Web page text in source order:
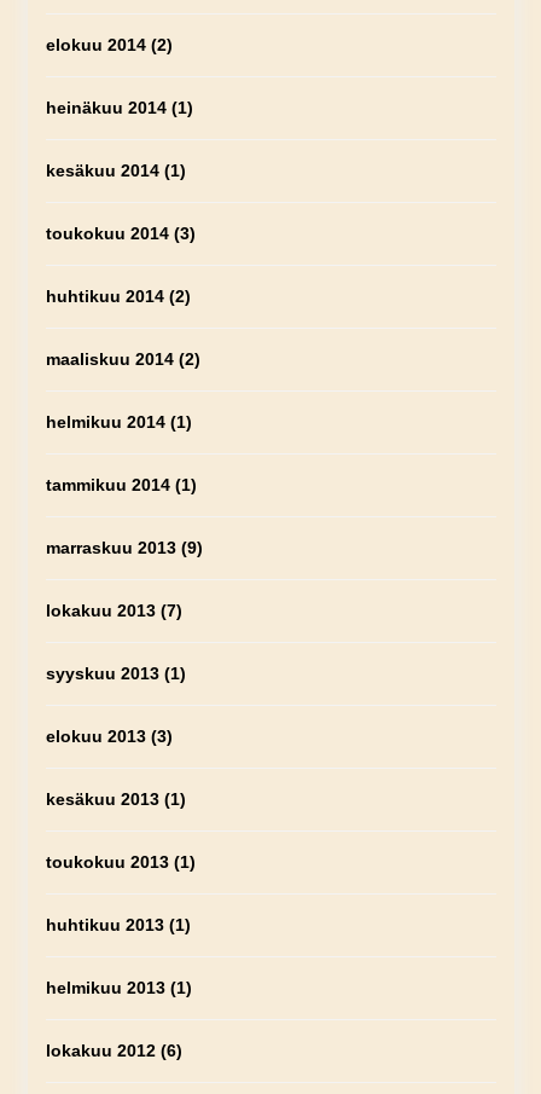
elokuu 2014(2)
heinäkuu 2014(1)
kesäkuu 2014(1)
toukokuu 2014(3)
huhtikuu 2014(2)
maaliskuu 2014(2)
helmikuu 2014(1)
tammikuu 2014(1)
marraskuu 2013(9)
lokakuu 2013(7)
syyskuu 2013(1)
elokuu 2013(3)
kesäkuu 2013(1)
toukokuu 2013(1)
huhtikuu 2013(1)
helmikuu 2013(1)
lokakuu 2012(6)